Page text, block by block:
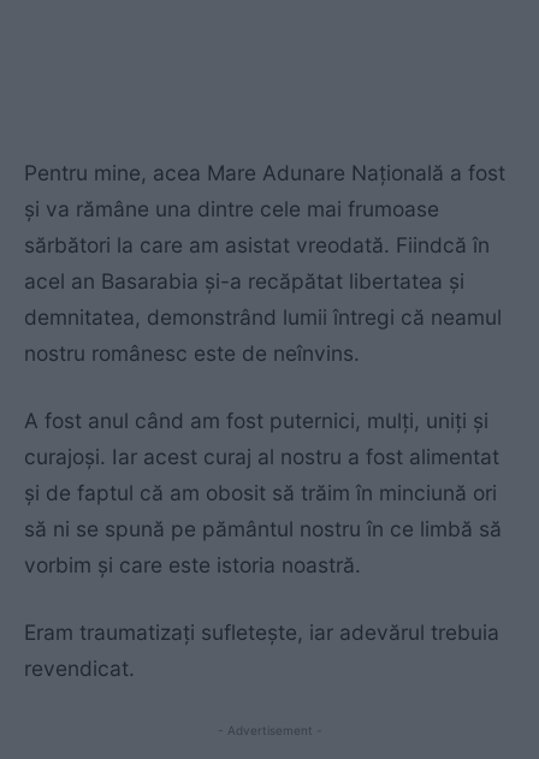
Pentru mine, acea Mare Adunare Naţională a fost
şi va rămâne una dintre cele mai frumoase
sărbători la care am asistat vreodată. Fiindcă în
acel an Basarabia şi-a recăpătat libertatea şi
demnitatea, demonstrând lumii întregi că neamul
nostru românesc este de neînvins.
A fost anul când am fost puternici, mulţi, uniţi şi
curajoşi. Iar acest curaj al nostru a fost alimentat
şi de faptul că am obosit să trăim în minciună ori
să ni se spună pe pământul nostru în ce limbă să
vorbim şi care este istoria noastră.
Eram traumatizaţi sufleteşte, iar adevărul trebuia
revendicat.
- Advertisement -